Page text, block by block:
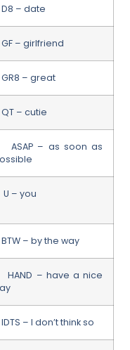
– date
– girlfriend
– great
– cutie
– as soon as
– you
– by the way
– have a nice
– I don’t think so